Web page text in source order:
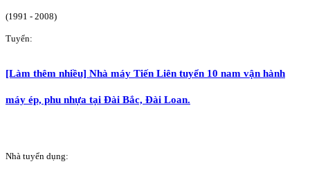
(1991 - 2008)
Tuyển:
[Làm thêm nhiều] Nhà máy Tiến Liên tuyển 10 nam vận hành
máy ép, phu nhựa tại Đài Bắc, Đài Loan.
Nhà tuyển dụng: